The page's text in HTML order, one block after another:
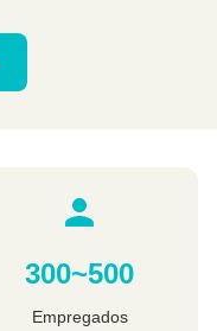
300~500
Empregados